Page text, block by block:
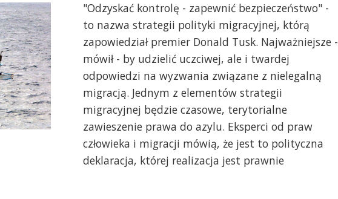
"Odzyskać kontrolę - zapewnić bezpieczeństwo" -
to nazwa strategii polityki migracyjnej, którą
zapowiedział premier Donald Tusk. Najważniejsze -
mówił - by udzielić uczciwej, ale i twardej
odpowiedzi na wyzwania związane z nielegalną
migracją. Jednym z elementów strategii
migracyjnej będzie czasowe, terytorialne
zawieszenie prawa do azylu. Eksperci od praw
człowieka i migracji mówią, że jest to polityczna
deklaracja, której realizacja jest prawnie